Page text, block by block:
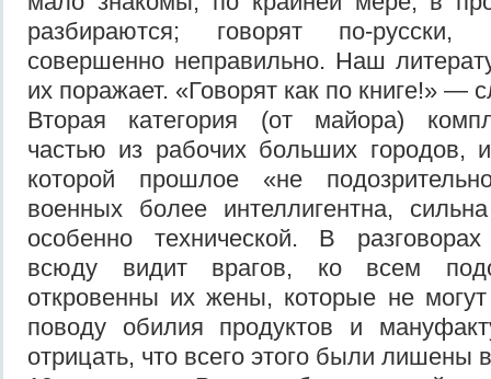
разбираются; говорят по-русски,
совершенно неправильно. Наш
их поражает. «Говорят как по книге!» —
Вторая категория (от майора)
частью из рабочих больших городов,
которой прошлое «не
военных более интеллигентна,
особенно технической. В
всюду видит врагов, ко всем
откровенны их жены, которые не
поводу обилия продуктов и
отрицать, что всего этого были лишены